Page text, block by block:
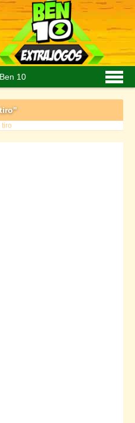
10